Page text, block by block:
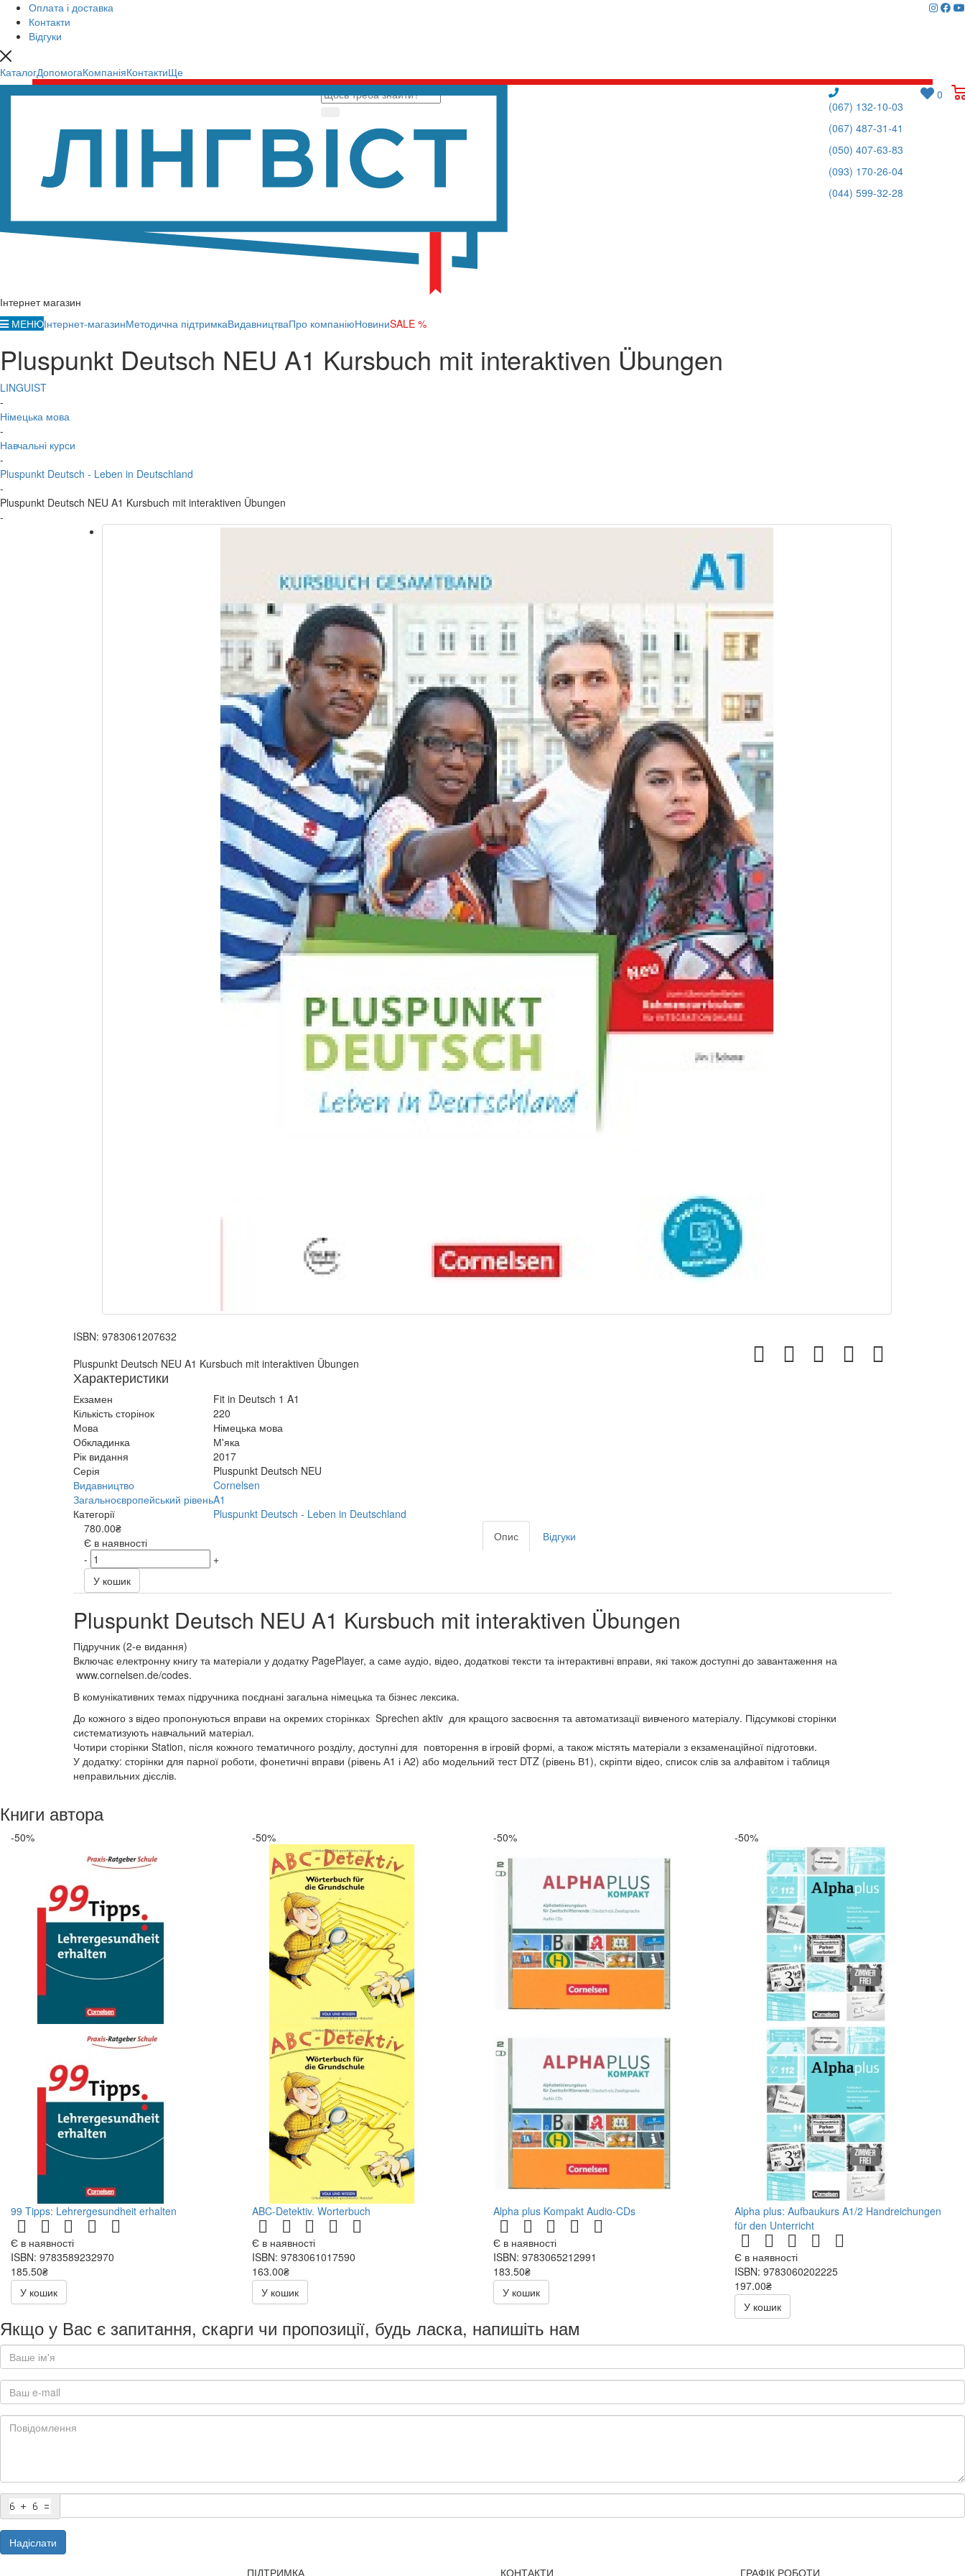
Оплата і доставка
Контакти
Відгуки
КаталогДопомогаКомпаніяКонтактиЩе
Інтернет магазин
0
(067) 132-10-03
(067) 487-31-41
(050) 407-63-83
(093) 170-26-04
(044) 599-32-28
МЕНЮІнтернет-магазинМетодична підтримкаВидавництваПро компаніюНовиниSALE %
Pluspunkt Deutsch NEU A1 Kursbuch mit interaktiven Übungen
LINGUIST
-
Німецька мова
-
Навчальні курси
-
Pluspunkt Deutsch - Leben in Deutschland
-
Pluspunkt Deutsch NEU A1 Kursbuch mit interaktiven Übungen
-
ISBN: 9783061207632
Pluspunkt Deutsch NEU A1 Kursbuch mit interaktiven Übungen
Характеристики
Екзамен
Fit in Deutsch 1 A1
Кількість сторінок
220
Мова
Німецька мова
Обкладинка
М'яка
Рік видання
2017
Серія
Pluspunkt Deutsch NEU
Видавництво
Cornelsen
Загальноєвропейський рівеньA1
Категорії
Pluspunkt Deutsch - Leben in Deutschland
780.00₴
Є в наявності
-
+
У кошик
Опис Відгуки
Pluspunkt Deutsch NEU A1 Kursbuch mit interaktiven Übungen
Підручник (2-е видання)
Включає електронну книгу та матеріали у додатку PagePlayer, а саме аудіо, відео, додаткові тексти та інтерактивні вправи, які також доступні до завантаження на
www.cornelsen.de/codes.
В комунікативних темах підручника поєднані загальна німецька та бізнес лексика.
До кожного з відео пропонуються вправи на окремих сторінках Sprechen aktiv для кращого засвоєння та автоматизації вивченого матеріалу. Підсумкові сторінки
систематизують навчальний матеріал.
Чотири сторінки Station, після кожного тематичного розділу, доступні для повторення в ігровій формі, а також містять матеріали з екзаменаційної підготовки.
У додатку: сторінки для парної роботи, фонетичні вправи (рівень А1 і А2) або модельний тест DTZ (рівень В1), скріпти відео, список слів за алфавітом і таблиця
неправильних дієслів.
Книги автора
-50%
99 Tipps: Lehrergesundheit erhalten
Є в наявності
ISBN: 9783589232970
185.50₴
371.00₴
У кошик
-50%
ABC-Detektiv. Worterbuch
Є в наявності
ISBN: 9783061017590
163.00₴
326.00₴
У кошик
-50%
Alpha plus Kompakt Audio-CDs
Є в наявності
ISBN: 9783065212991
183.50₴
367.00₴
У кошик
-50%
Alpha plus: Aufbaukurs A1/2 Handreichungen
für den Unterricht
Є в наявності
ISBN: 9783060202225
197.00₴
394.00₴
У кошик
Якщо у Вас є запитання, скарги чи пропозиції, будь ласка, напишіть нам
Надіслати
ПІДТРИМКА КОНТАКТИ ГРАФІК РОБОТИ